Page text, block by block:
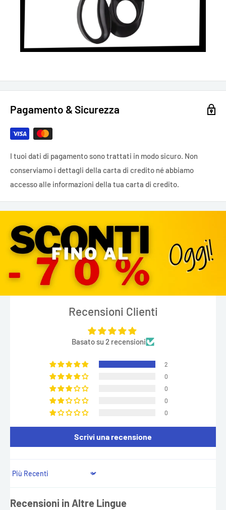
Pagamento & Sicurezza
I tuoi dati di pagamento sono trattati in modo sicuro. Non
conserviamo i dettagli della carta di credito né abbiamo
accesso alle informazioni della tua carta di credito.
Recensioni Clienti
Basato su 2 recensioni
2
0
0
0
0
Scrivi una recensione
Sort by
Recensioni in Altre Lingue